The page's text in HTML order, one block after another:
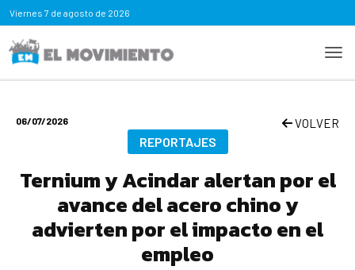
Viernes 7 de agosto de 2026
06/07/2026 VOLVER
REPORTAJES
Ternium y Acindar alertan por el
avance del acero chino y
advierten por el impacto en el
empleo